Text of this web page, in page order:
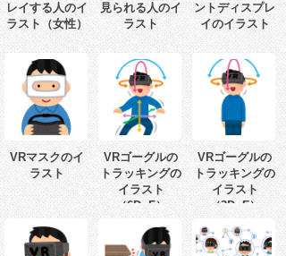
レイする人のイ
ラスト（女性）
見られる人のイ
ラスト
ントディスプレ
イのイラスト
VRマスクのイ
ラスト
VRゴーグルの
トラッキングの
イラスト
（6DoF）
VRゴーグルの
トラッキングの
イラスト
（3DoF）